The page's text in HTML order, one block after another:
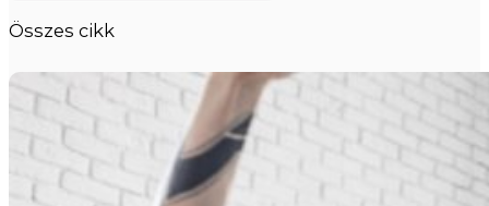
Összes cikk